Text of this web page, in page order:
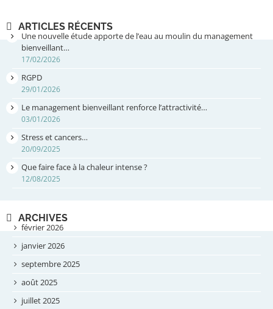
ARTICLES RÉCENTS
Une nouvelle étude apporte de l’eau au moulin du management
bienveillant…
17/02/2026
RGPD
29/01/2026
Le management bienveillant renforce l’attractivité…
03/01/2026
Stress et cancers…
20/09/2025
Que faire face à la chaleur intense ?
12/08/2025
ARCHIVES
février 2026
janvier 2026
septembre 2025
août 2025
juillet 2025